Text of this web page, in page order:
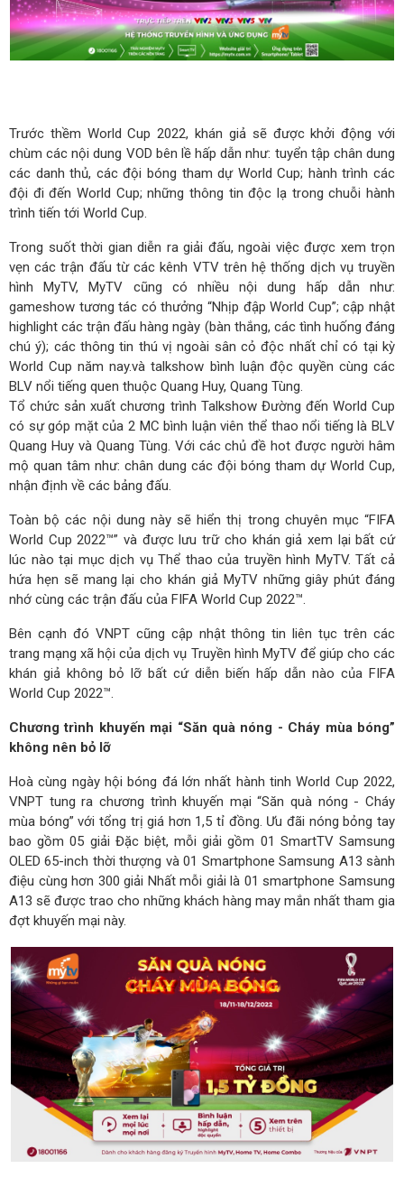
Trước thềm World Cup 2022, khán giả sẽ được khởi động với
chùm các nội dung VOD bên lề hấp dẫn như: tuyển tập chân dung
các danh thủ, các đội bóng tham dự World Cup; hành trình các
đội đi đến World Cup; những thông tin độc lạ trong chuỗi hành
trình tiến tới World Cup.
Trong suốt thời gian diễn ra giải đấu, ngoài việc được xem trọn
vẹn các trận đấu từ các kênh VTV trên hệ thống dịch vụ truyền
hình MyTV, MyTV cũng có nhiều nội dung hấp dẫn như:
gameshow tương tác có thưởng “Nhịp đập World Cup”; cập nhật
highlight các trận đấu hàng ngày (bàn thắng, các tình huống đáng
chú ý); các thông tin thú vị ngoài sân cỏ độc nhất chỉ có tại kỳ
World Cup năm nay.và talkshow bình luận độc quyền cùng các
BLV nổi tiếng quen thuộc Quang Huy, Quang Tùng.
Tổ chức sản xuất chương trình Talkshow Đường đến World Cup
có sự góp mặt của 2 MC bình luận viên thể thao nổi tiếng là BLV
Quang Huy và Quang Tùng. Với các chủ đề hot được người hâm
mộ quan tâm như: chân dung các đội bóng tham dự World Cup,
nhận định về các bảng đấu.
Toàn bộ các nội dung này sẽ hiển thị trong chuyên mục “FIFA
World Cup 2022™” và được lưu trữ cho khán giả xem lại bất cứ
lúc nào tại mục dịch vụ Thể thao của truyền hình MyTV. Tất cả
hứa hẹn sẽ mang lại cho khán giả MyTV những giây phút đáng
nhớ cùng các trận đấu của FIFA World Cup 2022™.
Bên cạnh đó VNPT cũng cập nhật thông tin liên tục trên các
trang mạng xã hội của dịch vụ Truyền hình MyTV để giúp cho các
khán giả không bỏ lỡ bất cứ diễn biến hấp dẫn nào của FIFA
World Cup 2022™.
Chương trình khuyến mại “Săn quà nóng - Cháy mùa bóng”
không nên bỏ lỡ
Hoà cùng ngày hội bóng đá lớn nhất hành tinh World Cup 2022,
VNPT tung ra chương trình khuyến mại “Săn quà nóng - Cháy
mùa bóng” với tổng trị giá hơn 1,5 tỉ đồng. Ưu đãi nóng bỏng tay
bao gồm 05 giải Đặc biệt, mỗi giải gồm 01 SmartTV Samsung
OLED 65-inch thời thượng và 01 Smartphone Samsung A13 sành
điệu cùng hơn 300 giải Nhất mỗi giải là 01 smartphone Samsung
A13 sẽ được trao cho những khách hàng may mắn nhất tham gia
đợt khuyến mại này.